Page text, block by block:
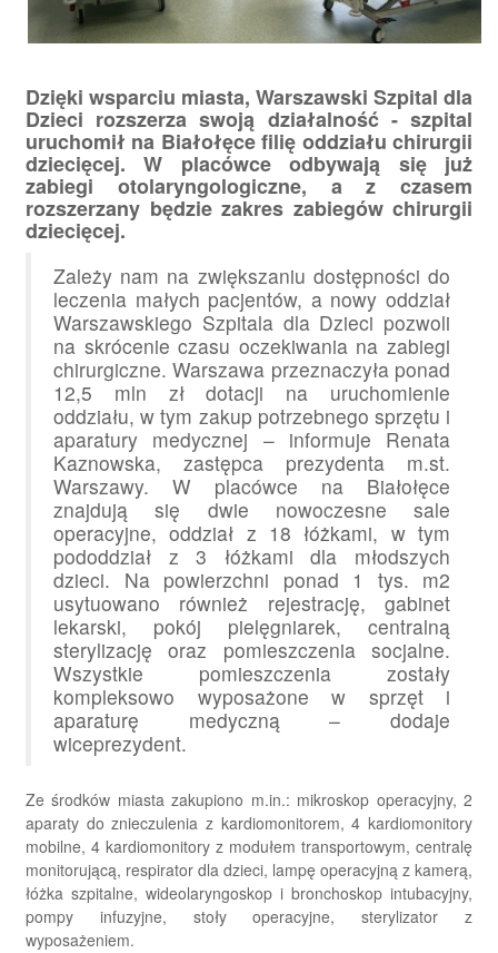
Dzięki wsparciu miasta, Warszawski Szpital dla
Dzieci rozszerza swoją działalność - szpital
uruchomił na Białołęce filię oddziału chirurgii
dziecięcej. W placówce odbywają się już
zabiegi otolaryngologiczne, a z czasem
rozszerzany będzie zakres zabiegów chirurgii
dziecięcej.
Zależy nam na zwiększaniu dostępności do
leczenia małych pacjentów, a nowy oddział
Warszawskiego Szpitala dla Dzieci pozwoli
na skrócenie czasu oczekiwania na zabiegi
chirurgiczne. Warszawa przeznaczyła ponad
12,5 mln zł dotacji na uruchomienie
oddziału, w tym zakup potrzebnego sprzętu i
aparatury medycznej – informuje Renata
Kaznowska, zastępca prezydenta m.st.
Warszawy. W placówce na Białołęce
znajdują się dwie nowoczesne sale
operacyjne, oddział z 18 łóżkami, w tym
pododdział z 3 łóżkami dla młodszych
dzieci. Na powierzchni ponad 1 tys. m2
usytuowano również rejestrację, gabinet
lekarski, pokój pielęgniarek, centralną
sterylizację oraz pomieszczenia socjalne.
Wszystkie pomieszczenia zostały
kompleksowo wyposażone w sprzęt i
aparaturę medyczną – dodaje
wiceprezydent.
Ze środków miasta zakupiono m.in.: mikroskop operacyjny, 2
aparaty do znieczulenia z kardiomonitorem, 4 kardiomonitory
mobilne, 4 kardiomonitory z modułem transportowym, centralę
monitorującą, respirator dla dzieci, lampę operacyjną z kamerą,
łóżka szpitalne, wideolaryngoskop i bronchoskop intubacyjny,
pompy infuzyjne, stoły operacyjne, sterylizator z
wyposażeniem.